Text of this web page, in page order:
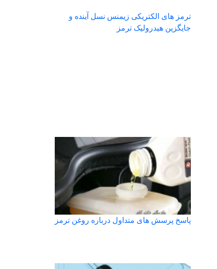
ترمز های الکتریکی زیمنس نسل آینده و
جایگزین هیدرولیک ترمز
پاسخ پرسش های متداول درباره روغن ترمز